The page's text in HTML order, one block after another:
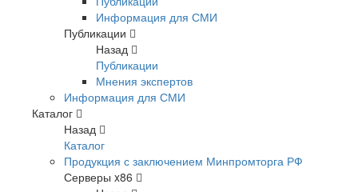
Информация для СМИ
Публикации
Назад
Публикации
Мнения экспертов
Информация для СМИ
Каталог
Назад
Каталог
Продукция с заключением Минпромторга РФ
Серверы x86